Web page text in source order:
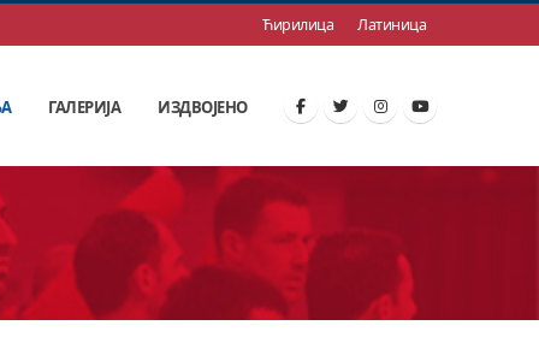
Ћирилица Латиница
ГАЛЕРИЈА ИЗДВОЈЕНО